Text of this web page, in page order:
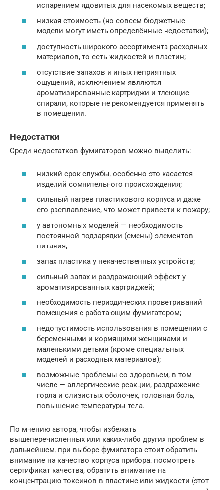
испарением ядовитых для насекомых веществ;
низкая стоимость (но совсем бюджетные
модели могут иметь определённые недостатки);
доступность широкого ассортимента расходных
материалов, то есть жидкостей и пластин;
отсутствие запахов и иных неприятных
ощущений, исключением являются
ароматизированные картриджи и тлеющие
спирали, которые не рекомендуется применять
в помещении.
Недостатки
Среди недостатков фумигаторов можно выделить:
низкий срок службы, особенно это касается
изделий сомнительного происхождения;
сильный нагрев пластикового корпуса и даже
его расплавление, что может привести к пожару;
у автономных моделей — необходимость
постоянной подзарядки (смены) элементов
питания;
запах пластика у некачественных устройств;
сильный запах и раздражающий эффект у
ароматизированных картриджей;
необходимость периодических проветриваний
помещения с работающим фумигатором;
недопустимость использования в помещении с
беременными и кормящими женщинами и
маленькими детьми (кроме специальных
моделей и расходных материалов);
возможные проблемы со здоровьем, в том
числе — аллергические реакции, раздражение
горла и слизистых оболочек, головная боль,
повышение температуры тела.
По мнению автора, чтобы избежать
вышеперечисленных или каких-либо других проблем в
дальнейшем, при выборе фумигатора стоит обратить
внимание на качество корпуса прибора, посмотреть
сертификат качества, обратить внимание на
концентрацию токсинов в пластине или жидкости (этот